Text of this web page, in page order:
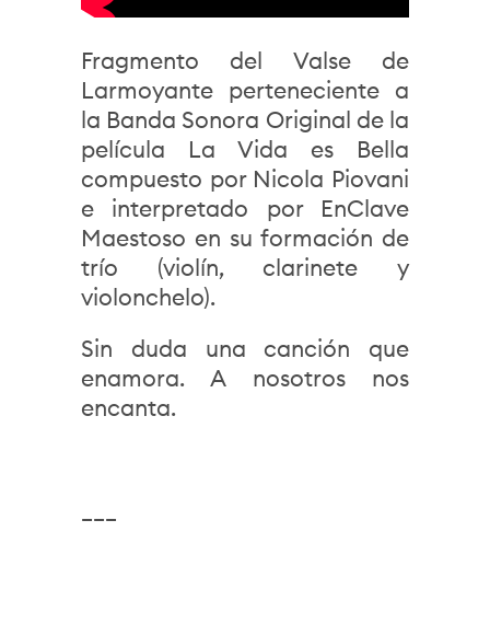
Fragmento del Valse de
Larmoyante perteneciente a
la Banda Sonora Original de la
película La Vida es Bella
compuesto por Nicola Piovani
e interpretado por EnClave
Maestoso en su formación de
trío (violín, clarinete y
violonchelo).
Sin duda una canción que
enamora. A nosotros nos
encanta.